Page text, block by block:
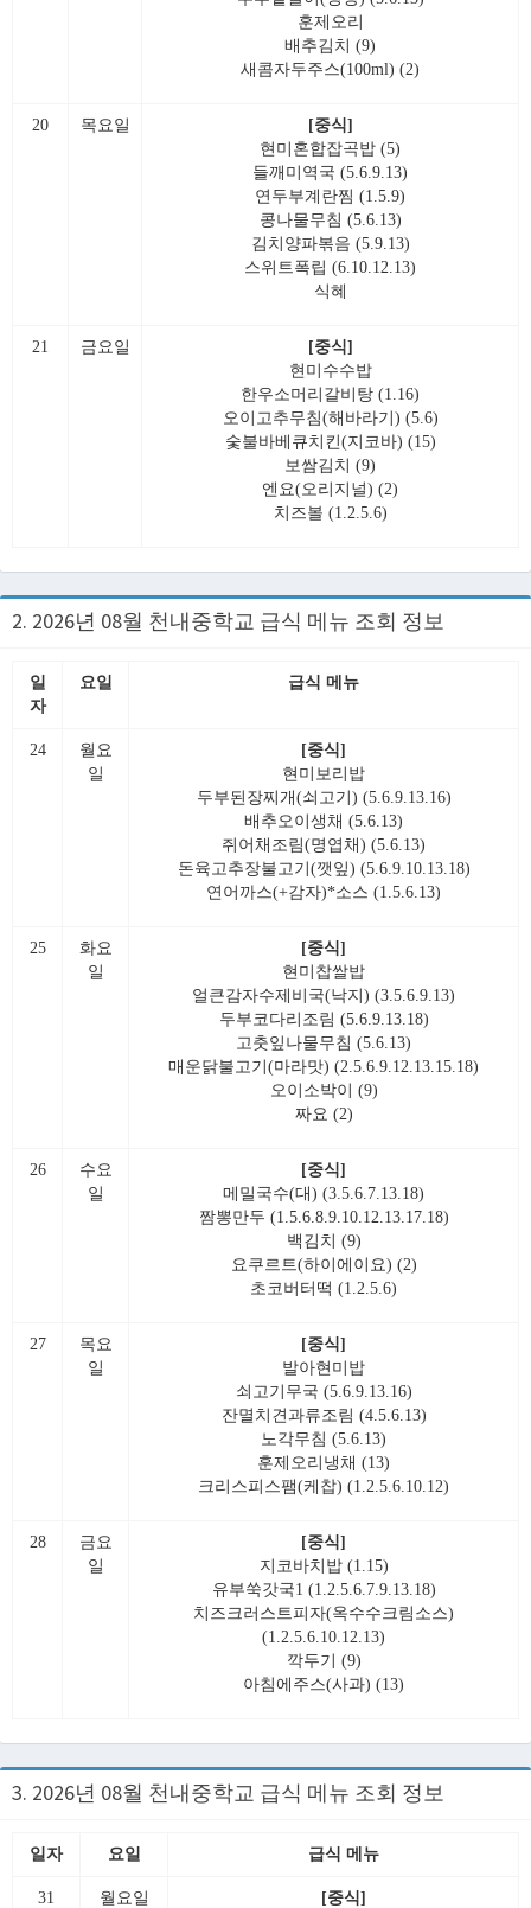
훈제오리
배추김치 (9)
새콤자두주스(100ml) (2)
20 목요일
[중식]
현미혼합잡곡밥 (5)
들깨미역국 (5.6.9.13)
연두부계란찜 (1.5.9)
콩나물무침 (5.6.13)
김치양파볶음 (5.9.13)
스위트폭립 (6.10.12.13)
식혜
21 금요일
[중식]
현미수수밥
한우소머리갈비탕 (1.16)
오이고추무침(해바라기) (5.6)
숯불바베큐치킨(지코바) (15)
보쌈김치 (9)
엔요(오리지널) (2)
치즈볼 (1.2.5.6)
2. 2026년 08월 천내중학교 급식 메뉴 조회 정보
일
자
요일 급식 메뉴
24
월요
일
[중식]
현미보리밥
두부된장찌개(쇠고기) (5.6.9.13.16)
배추오이생채 (5.6.13)
쥐어채조림(명엽채) (5.6.13)
돈육고추장불고기(깻잎) (5.6.9.10.13.18)
연어까스(+감자)*소스 (1.5.6.13)
25
화요
일
[중식]
현미찹쌀밥
얼큰감자수제비국(낙지) (3.5.6.9.13)
두부코다리조림 (5.6.9.13.18)
고춧잎나물무침 (5.6.13)
매운닭불고기(마라맛) (2.5.6.9.12.13.15.18)
오이소박이 (9)
짜요 (2)
26
수요
일
[중식]
메밀국수(대) (3.5.6.7.13.18)
짬뽕만두 (1.5.6.8.9.10.12.13.17.18)
백김치 (9)
요쿠르트(하이에이요) (2)
초코버터떡 (1.2.5.6)
27
목요
일
[중식]
발아현미밥
쇠고기무국 (5.6.9.13.16)
잔멸치견과류조림 (4.5.6.13)
노각무침 (5.6.13)
훈제오리냉채 (13)
크리스피스팸(케찹) (1.2.5.6.10.12)
28
금요
일
[중식]
지코바치밥 (1.15)
유부쑥갓국1 (1.2.5.6.7.9.13.18)
치즈크러스트피자(옥수수크림소스)
(1.2.5.6.10.12.13)
깍두기 (9)
아침에주스(사과) (13)
3. 2026년 08월 천내중학교 급식 메뉴 조회 정보
일자 요일 급식 메뉴
31 월요일
[중식]